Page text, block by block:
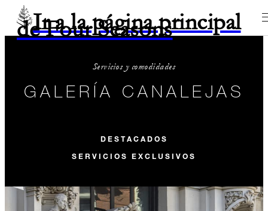
Ir a la página principal
de Four Seasons
Servicios y comodidades
GALERÍA CANALEJAS
DESTACADOS
SERVICIOS EXCLUSIVOS